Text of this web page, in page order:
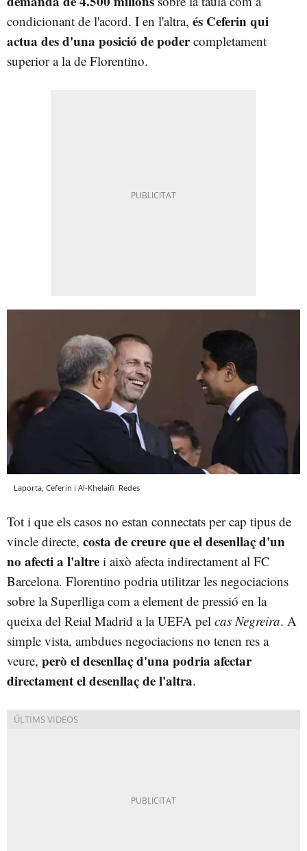
condicionant de l'acord. I en l'altra, és Ceferin qui
actua des d'una posició de podercompletament
superior a la de Florentino.
Laporta, Ceferin i Al-Khelaifi Redes
Tot i que els casos no estan connectats per cap tipus de
vincle directe, costa de creure que el desenllaç d'un
no afecti a l'altre i això afecta indirectament al FC
Barcelona. Florentino podria utilitzar les negociacions
sobre la Superlliga com a element de pressió en la
queixa del Reial Madrid a la UEFA pel cas Negreira. A
simple vista, ambdues negociacions no tenen res a
veure, però el desenllaç d'una podria afectar
directament el desenllaç de l'altra.